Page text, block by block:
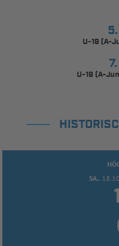
U-19 (A-
U-19 (A-
SA..